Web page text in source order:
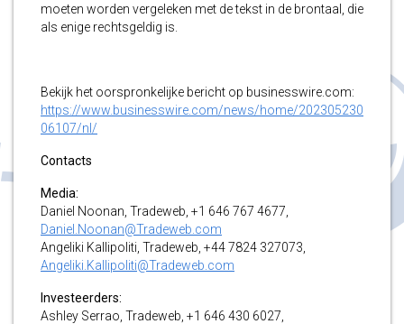
moeten worden vergeleken met de tekst in de brontaal, die
als enige rechtsgeldig is.
Bekijk het oorspronkelijke bericht op businesswire.com:
https://www.businesswire.com/news/home/202305230
06107/nl/
Contacts
Media:
Daniel Noonan, Tradeweb, +1 646 767 4677,
Daniel.Noonan@Tradeweb.com
Angeliki Kallipoliti, Tradeweb, +44 7824 327073,
Angeliki.Kallipoliti@Tradeweb.com
Investeerders:
Ashley Serrao, Tradeweb, +1 646 430 6027,